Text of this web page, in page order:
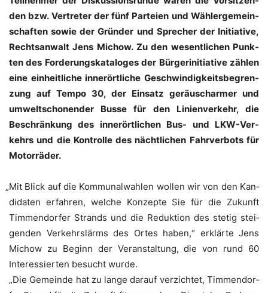
den bzw. Ver­tre­ter der fünf Par­tei­en und Wäh­ler­ge­mein­
schaf­ten sowie der Grün­der und Spre­cher der Initia­ti­ve,
Rechts­an­walt Jens Michow. Zu den wesent­li­chen Punk­
ten des For­de­rungs­ka­ta­lo­ges der Bür­ger­initia­ti­ve zäh­len
eine ein­heit­li­che inner­ört­li­che Geschwin­dig­keits­be­gren­
zung auf Tem­po 30, der Ein­satz geräusch­ar­mer und
umwelt­scho­nen­der Bus­se für den Lini­en­ver­kehr, die
Beschrän­kung des inner­ört­li­chen Bus- und LKW-Ver­
kehrs und die Kon­trol­le des nächt­li­chen Fahr­ver­bots für
Motorräder.
„Mit Blick auf die Kom­mu­nal­wah­len wol­len wir von den Kan­
di­da­ten erfah­ren, wel­che Kon­zep­te Sie für die Zukunft
Tim­men­dor­fer Strands und die Reduk­ti­on des ste­tig stei­
gen­den Ver­kehrs­lärms des Ortes haben,“ erklär­te Jens
Michow zu Beginn der Ver­an­stal­tung, die von rund 60
Inter­es­sier­ten besucht wurde.
„Die Gemein­de hat zu lan­ge dar­auf ver­zich­tet, Tim­men­dor­